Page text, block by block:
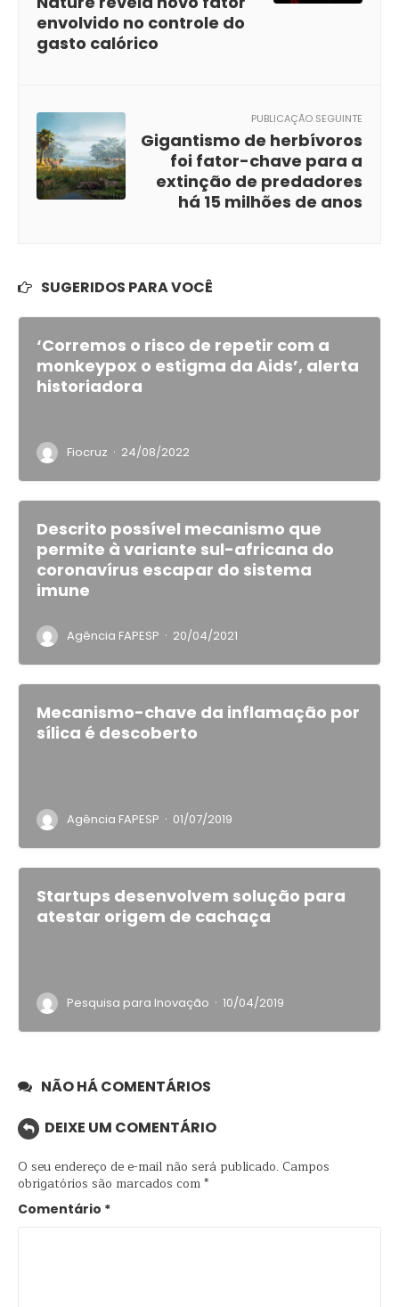
envolvido no controle do
gasto calórico
PUBLICAÇÃO SEGUINTE
Gigantismo de herbívoros
foi fator-chave para a
extinção de predadores
há 15 milhões de anos
SUGERIDOS PARA VOCÊ
‘Corremos o risco de repetir com a
monkeypox o estigma da Aids’, alerta
historiadora
Fiocruz · 24/08/2022
Descrito possível mecanismo que
permite à variante sul-africana do
coronavírus escapar do sistema
imune
Agência FAPESP · 20/04/2021
Mecanismo-chave da inflamação por
sílica é descoberto
Agência FAPESP · 01/07/2019
Startups desenvolvem solução para
atestar origem de cachaça
Pesquisa para Inovação · 10/04/2019
NÃO HÁ COMENTÁRIOS
DEIXE UM COMENTÁRIO
O seu endereço de e-mail não será publicado. Campos
obrigatórios são marcados com*
Comentário *